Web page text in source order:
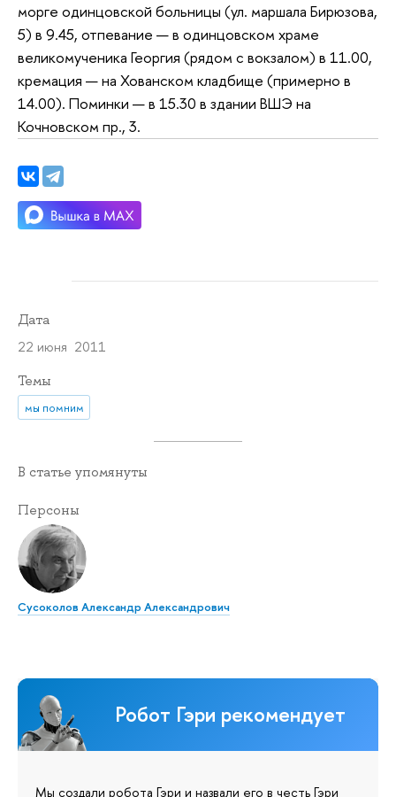
морге одинцовской больницы (ул. маршала Бирюзова,
5) в 9.45, отпевание — в одинцовском храме
великомученика Георгия (рядом с вокзалом) в 11.00,
кремация — на Хованском кладбище (примерно в
14.00). Поминки — в 15.30 в здании ВШЭ на
Кочновском пр., 3.
Дата
22 июня 2011
Темы
мы помним
В статье упомянуты
Персоны
Сусоколов Александр Александрович
Робот Гэри рекомендует
Мы создали робота Гэри и назвали его в честь Гэри